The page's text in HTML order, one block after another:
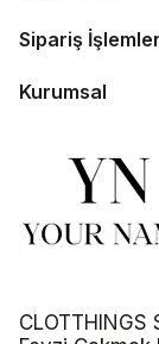
Sipariş
Kurumsal
CLOTTHINGS